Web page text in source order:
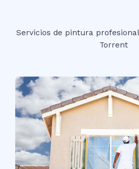
Servicios de pintura
Torrent